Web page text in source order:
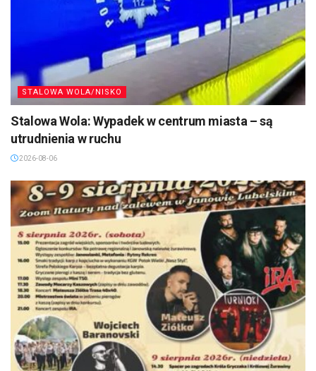
STALOWA WOLA/NISKO
Stalowa Wola: Wypadek w centrum miasta – są
utrudnienia w ruchu
2026-08-06